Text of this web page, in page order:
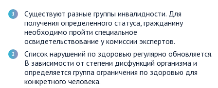
Существуют разные группы инвалидности. Для
получения определенного статуса, гражданину
необходимо пройти специальное
освидетельствование у комиссии экспертов.
Список нарушений по здоровью регулярно обновляется.
В зависимости от степени дисфункций организма и
определяется группа ограничения по здоровью для
конкретного человека.